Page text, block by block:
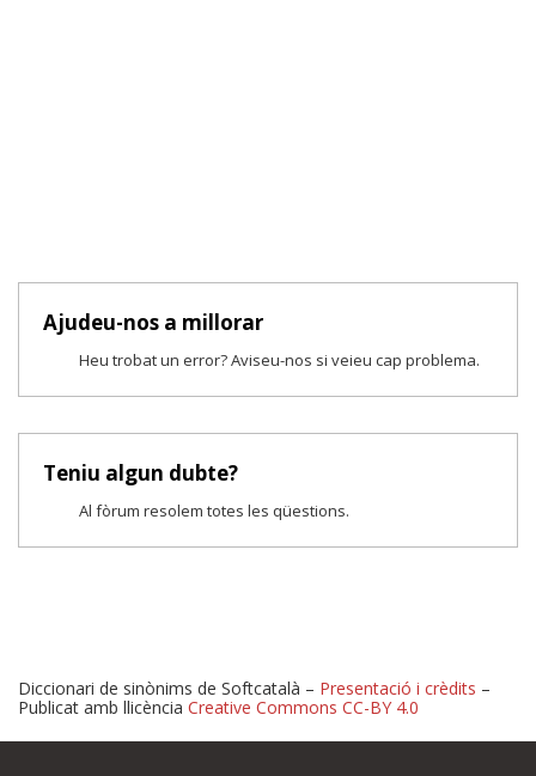
Ajudeu-nos a millorar
Heu trobat un error? Aviseu-nos si veieu cap problema.
Teniu algun dubte?
Al fòrum resolem totes les qüestions.
Diccionari de sinònims de Softcatalà – Presentació i crèdits –
Publicat amb llicència Creative Commons CC-BY 4.0